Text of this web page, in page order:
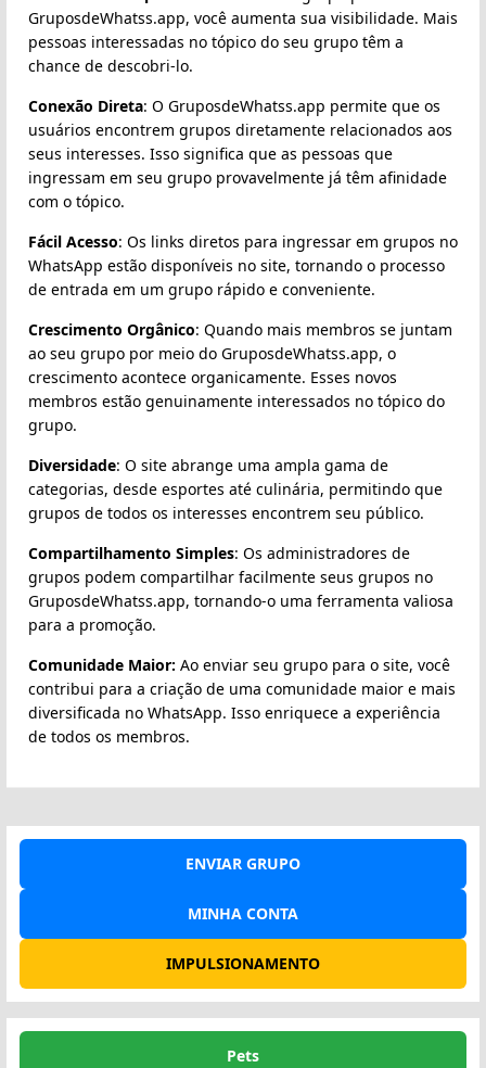
GruposdeWhatss.app, você aumenta sua visibilidade. Mais
pessoas interessadas no tópico do seu grupo têm a
chance de descobri-lo.
Conexão Direta: O GruposdeWhatss.app permite que os
usuários encontrem grupos diretamente relacionados aos
seus interesses. Isso significa que as pessoas que
ingressam em seu grupo provavelmente já têm afinidade
com o tópico.
Fácil Acesso: Os links diretos para ingressar em grupos no
WhatsApp estão disponíveis no site, tornando o processo
de entrada em um grupo rápido e conveniente.
Crescimento Orgânico: Quando mais membros se juntam
ao seu grupo por meio do GruposdeWhatss.app, o
crescimento acontece organicamente. Esses novos
membros estão genuinamente interessados no tópico do
grupo.
Diversidade: O site abrange uma ampla gama de
categorias, desde esportes até culinária, permitindo que
grupos de todos os interesses encontrem seu público.
Compartilhamento Simples: Os administradores de
grupos podem compartilhar facilmente seus grupos no
GruposdeWhatss.app, tornando-o uma ferramenta valiosa
para a promoção.
Comunidade Maior: Ao enviar seu grupo para o site, você
contribui para a criação de uma comunidade maior e mais
diversificada no WhatsApp. Isso enriquece a experiência
de todos os membros.
ENVIAR GRUPO
MINHA CONTA
IMPULSIONAMENTO
Pets